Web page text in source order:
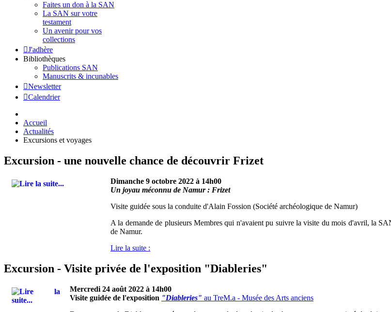
Faites un don à la SAN
La SAN sur votre
testament
Un avenir pour vos
collections
J'adhère
Bibliothèques
Publications SAN
Manuscrits & incunables
Newsletter
Calendrier
Accueil
Actualités
Excursions et voyages
Excursion - une nouvelle chance de découvrir Frizet
Dimanche 9 octobre 2022 à 14h00
Un joyau méconnu de Namur : Frizet
Visite guidée sous la conduite d'Alain Fossion (Société archéologique de Namur)
A la demande de plusieurs Membres qui n'avaient pu suivre la visite du mois d'avril, la
de Namur.
Lire la suite :
Excursion - Visite privée de l'exposition "Diableries"
Mercredi 24 août 2022 à 14h00
Visite guidée de l'exposition "Diableries" au TreM.a - Musée des Arts anciens